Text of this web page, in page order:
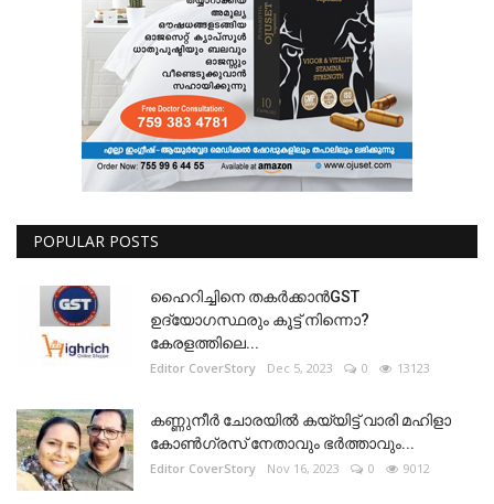
POPULAR POSTS
ഹൈറിച്ചിനെ തകർക്കാൻGST
ഉദ്യോഗസ്ഥരും കൂട്ട് നിന്നൊ?
കേരളത്തിലെ...
Editor CoverStory Dec 5, 2023 0 13123
കണ്ണുനീർ ചോരയിൽ കയ്യിട്ട് വാരി മഹിളാ
കോൺഗ്രസ് നേതാവും ഭർത്താവും...
Editor CoverStory Nov 16, 2023 0 9012